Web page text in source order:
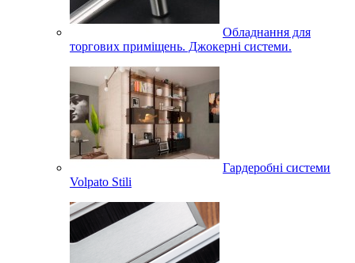
Обладнання для
торгових приміщень. Джокерні системи.
Гардеробні системи
Volpato Stili